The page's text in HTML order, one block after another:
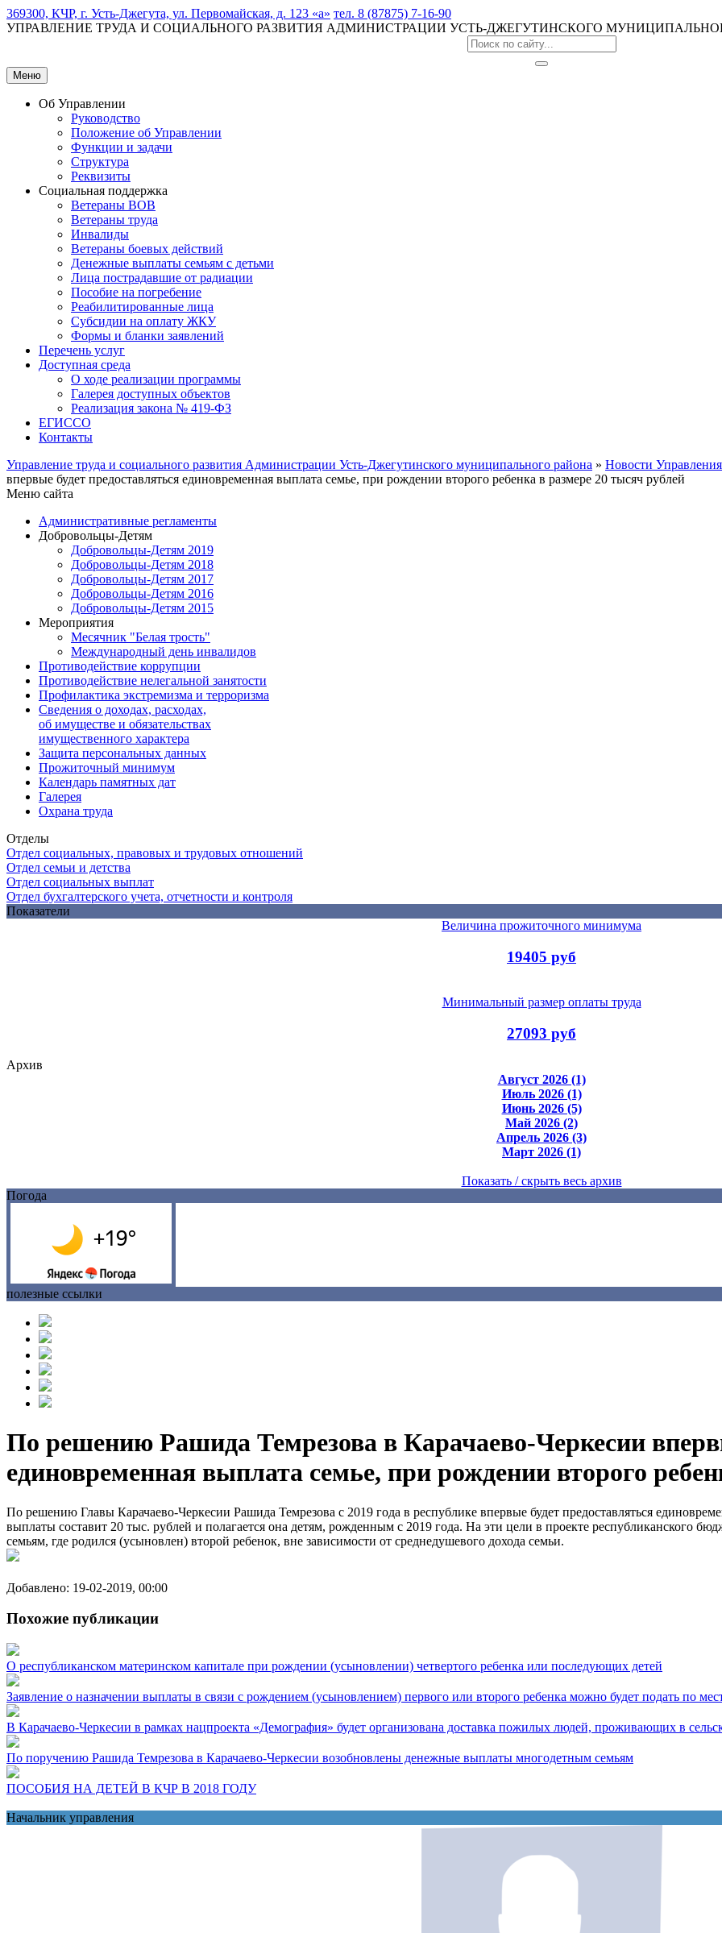
369300, КЧР, г. Усть-Джегута, ул. Первомайская, д. 123 «а» тел. 8 (87875) 7-16-90
УПРАВЛЕНИЕ ТРУДА И СОЦИАЛЬНОГО РАЗВИТИЯ АДМИНИСТРАЦИИ УСТЬ-ДЖЕГУТИНСКОГО
Меню
Об Управлении
Руководство
Положение об Управлении
Функции и задачи
Структура
Реквизиты
Социальная поддержка
Ветераны ВОВ
Ветераны труда
Инвалиды
Ветераны боевых действий
Денежные выплаты семьям с детьми
Лица пострадавшие от радиации
Пособие на погребение
Реабилитированные лица
Субсидии на оплату ЖКУ
Формы и бланки заявлений
Перечень услуг
Доступная среда
О ходе реализации программы
Галерея доступных объектов
Реализация закона № 419-ФЗ
ЕГИСCО
Контакты
Управление труда и социального развития Администрации Усть-Джегутинского муниципального района » Новости Управления
впервые будет предоставляться единовременная выплата семье, при рождении второго ребенка в размере 20 тысяч рублей
Меню сайта
Административные регламенты
Добровольцы-Детям
Добровольцы-Детям 2019
Добровольцы-Детям 2018
Добровольцы-Детям 2017
Добровольцы-Детям 2016
Добровольцы-Детям 2015
Мероприятия
Месячник "Белая трость"
Международный день инвалидов
Противодействие коррупции
Противодействие нелегальной занятости
Профилактика экстремизма и терроризма
Сведения о доходах, расходах,
об имуществе и обязательствах
имущественного характера
Защита персональных данных
Прожиточный минимум
Календарь памятных дат
Галерея
Охрана труда
Отделы
Отдел социальных, правовых и трудовых отношений
Отдел семьи и детства
Отдел социальных выплат
Отдел бухгалтерского учета, отчетности и контроля
Показатели
Величина прожиточного минимума
19405 руб
Минимальный размер оплаты труда
27093 руб
Архив
Август 2026 (1)
Июль 2026 (1)
Июнь 2026 (5)
Май 2026 (2)
Апрель 2026 (3)
Март 2026 (1)
Показать / скрыть весь архив
Погода
полезные ссылки
По решению Рашида Темрезова в Карачаево-Черкесии
единовременная выплата семье, при рождении второго
По решению Главы Карачаево-Черкесии Рашида Темрезова с 2019 года в республике впервые будет предоставляться
выплаты составит 20 тыс. рублей и полагается она детям, рожденным с 2019 года. На эти цели в проекте республиканского
семьям, где родился (усыновлен) второй ребенок, вне зависимости от среднедушевого дохода семьи.
Добавлено: 19-02-2019, 00:00
Похожие публикации
О республиканском материнском капитале при рождении (усыновлении) четвертого ребенка или последующих детей
Заявление о назначении выплаты в связи с рождением (усыновлением) первого или второго ребенка можно будет подать по
В Карачаево-Черкесии в рамках нацпроекта «Демография» будет организована доставка пожилых людей, проживающих в
По поручению Рашида Темрезова в Карачаево-Черкесии возобновлены денежные выплаты многодетным семьям
ПОСОБИЯ НА ДЕТЕЙ В КЧР В 2018 ГОДУ
Начальник управления